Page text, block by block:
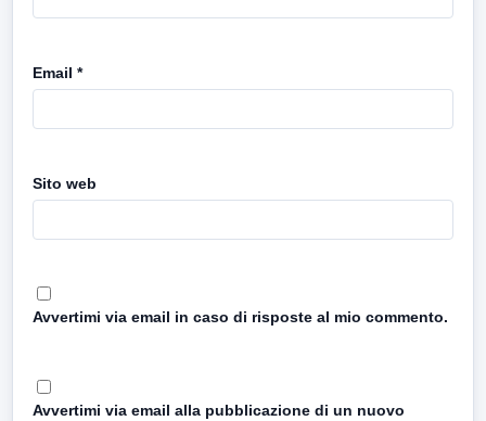
Email *
Sito web
Avvertimi via email in caso di risposte al mio commento.
Avvertimi via email alla pubblicazione di un nuovo